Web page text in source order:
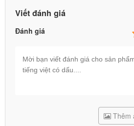
toàn, thiết bị giáo dục và thiết bị khu vui
Viết đánh giá
Đánh giá
Thêm